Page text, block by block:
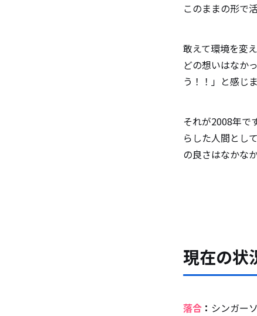
このままの形で
敢えて環境を変
どの想いはなか
う！！」と感じ
それが2008年で
らした人間とし
の良さはなかな
現在の状
落合 ： シンガー